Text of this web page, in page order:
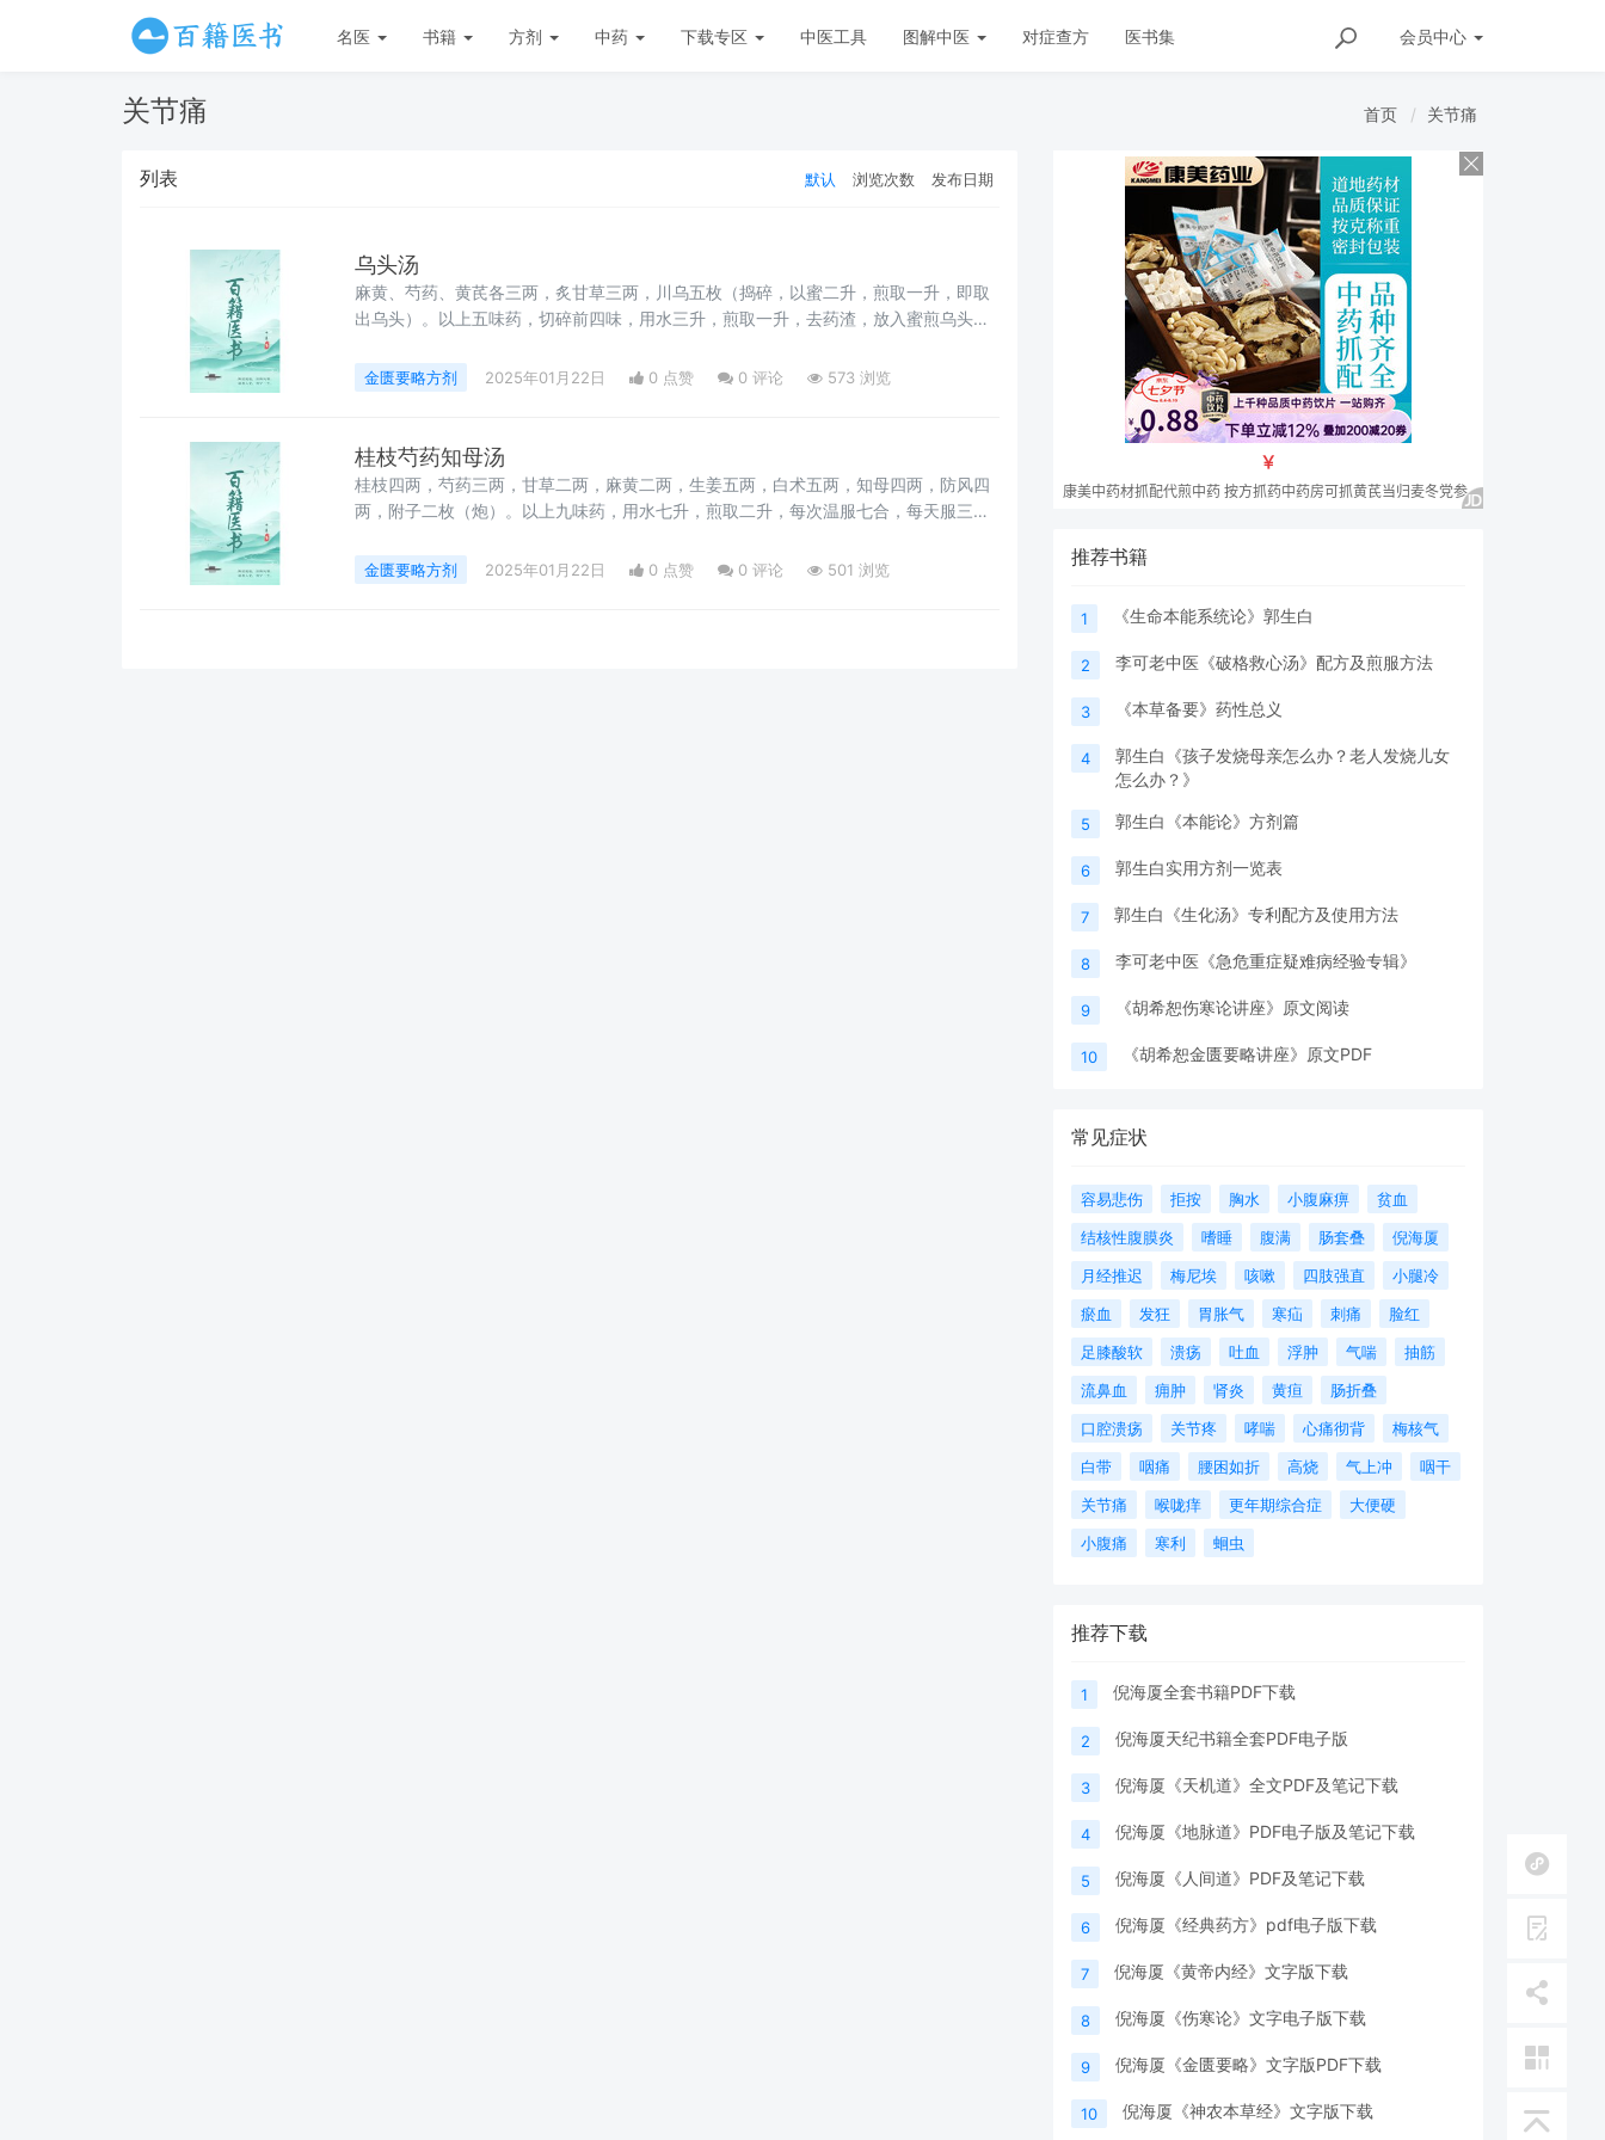
会员中心
名医 书籍 方剂 中药 下载专区 中医工具 图解中医 对症查方 医书集
关节痛 首页 关节痛
列表 默认 浏览次数 发布日期
乌头汤
麻黄、芍药、黄芪各三两，炙甘草三两，川乌五枚（捣碎，以蜜二升，煎取一升，即取
出乌头）。以上五味药，切碎前四味，用水三升，煎取一升，去药渣，放入蜜煎乌头汁
金匮要略方剂 2025年01月22日 0 点赞 0 评论 573 浏览
桂枝芍药知母汤
桂枝四两，芍药三两，甘草二两，麻黄二两，生姜五两，白术五两，知母四两，防风四
两，附子二枚（炮）。以上九味药，用水七升，煎取二升，每次温服七合，每天服三
金匮要略方剂 2025年01月22日 0 点赞 0 评论 501 浏览
推荐书籍
1 《生命本能系统论》郭生白
2 李可老中医《破格救心汤》配方及煎服方法
3 《本草备要》药性总义
4
郭生白《孩子发烧母亲怎么办？老人发烧儿女
怎么办？》
5 郭生白《本能论》方剂篇
6 郭生白实用方剂一览表
7 郭生白《生化汤》专利配方及使用方法
8 李可老中医《急危重症疑难病经验专辑》
9 《胡希恕伤寒论讲座》原文阅读
10 《胡希恕金匮要略讲座》原文PDF
常见症状
容易悲伤 拒按 胸水 小腹麻痹
贫血
结核性腹膜炎
嗜睡 腹满 肠套叠
倪海厦
月经推迟
梅尼埃 咳嗽 四肢强直
小腿冷
瘀血
发狂 胃胀气 寒疝 刺痛
脸红
足膝酸软
溃疡 吐血 浮肿 气喘
抽筋
流鼻血
痈肿 肾炎 黄疸
肠折叠
口腔溃疡
关节疼 哮喘 心痛彻背
梅核气
白带
咽痛 腰困如折 高烧 气上冲
咽干
关节痛
喉咙痒 更年期综合症
大便硬
小腹痛
寒利 蛔虫
推荐下载
1 倪海厦全套书籍PDF下载
2 倪海厦天纪书籍全套PDF电子版
3 倪海厦《天机道》全文PDF及笔记下载
4 倪海厦《地脉道》PDF电子版及笔记下载
5 倪海厦《人间道》PDF及笔记下载
6 倪海厦《经典药方》pdf电子版下载
7 倪海厦《黄帝内经》文字版下载
8 倪海厦《伤寒论》文字电子版下载
9 倪海厦《金匮要略》文字版PDF下载
10 倪海厦《神农本草经》文字版下载